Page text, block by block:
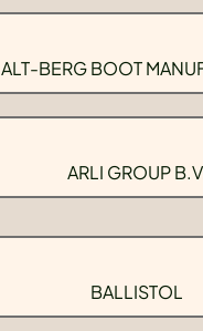
ALT-BERG BOOT
ARLI GROUP
BALLISTOL